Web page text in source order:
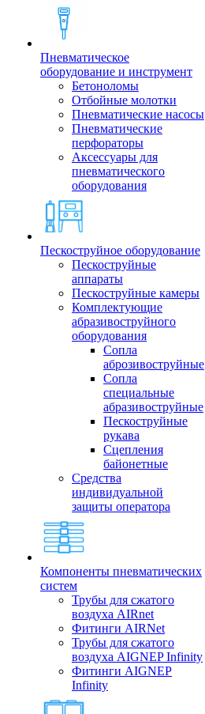
Пневматическое
оборудование и инструмент
Бетоноломы
Отбойные молотки
Пневматические насосы
Пневматические
перфораторы
Аксессуары для
пневматического
оборудования
Пескоструйное оборудование
Пескоструйные
аппараты
Пескоструйные камеры
Комплектующие
абразивоструйного
оборудования
Сопла
аброзивоструйные
Сопла
специальные
абразивоструйные
Пескоструйные
рукава
Сцепления
байонетные
Средства
индивидуальной
защиты оператора
Компоненты пневматических
систем
Трубы для сжатого
воздуха AIRnet
Фитинги AIRNet
Трубы для сжатого
воздуха AIGNEP Infinity
Фитинги AIGNEP
Infinity